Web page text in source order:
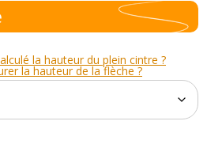
la hauteur du plein cintre ?
la hauteur de la flèche ?